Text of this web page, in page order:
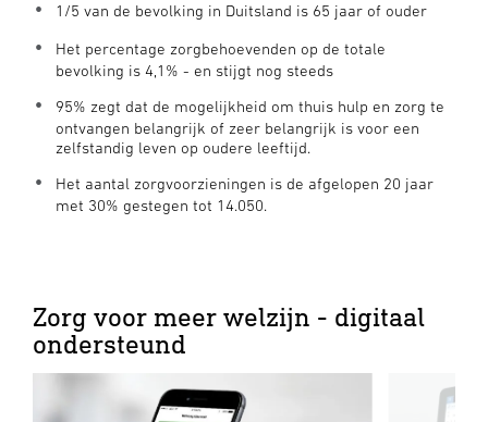
1/5 van de bevolking in Duitsland is 65 jaar of ouder
Het percentage zorgbehoevenden op de totale
bevolking is 4,1% - en stijgt nog steeds
95% zegt dat de mogelijkheid om thuis hulp en zorg te
ontvangen belangrijk of zeer belangrijk is voor een
zelfstandig leven op oudere leeftijd.
Het aantal zorgvoorzieningen is de afgelopen 20 jaar
met 30% gestegen tot 14.050.
Zorg voor meer welzijn - digitaal
ondersteund